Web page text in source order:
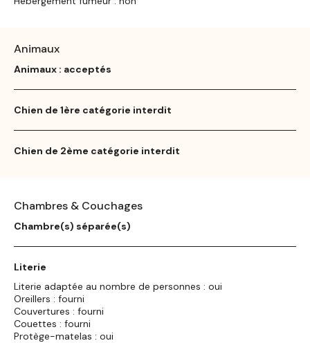
Animaux
Animaux : acceptés
Chien de 1ère catégorie interdit
Chien de 2ème catégorie interdit
Chambres & Couchages
Chambre(s) séparée(s)
Literie
Literie adaptée au nombre de personnes : oui
Oreillers : fourni
Couvertures : fourni
Couettes : fourni
Protège-matelas : oui